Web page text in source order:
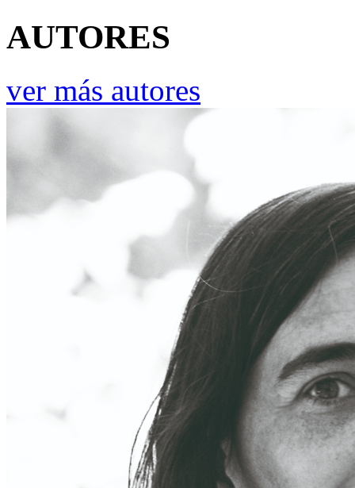
AUTORES
ver más autores